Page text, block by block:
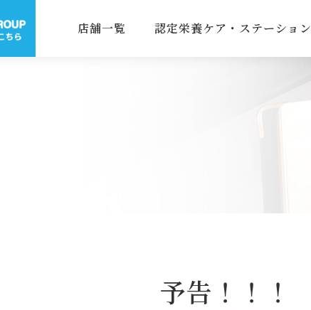
店舗一覧 認定栄養ケア・ステーション
予告！！！